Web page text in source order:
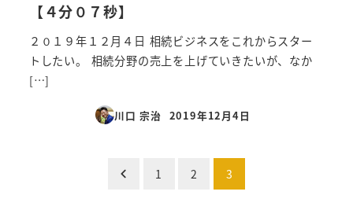
【４分０７秒】
２０１９年１２月４日 相続ビジネスをこれからスター
トしたい。 相続分野の売上を上げていきたいが、なか
[…]
川口 宗治
投稿日
2019年12月4日
1 2 3